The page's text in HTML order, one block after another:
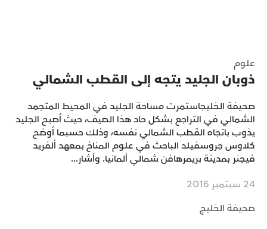
علوم
ذوبان الجليد يتجه إلى القطب الشمالي
صحيفة الخليجاستمرت مساحة الجليد في المحيط المتجمد
الشمالي في التراجع بشكل حاد هذا الصيف، حيث أصبح الجليد
يذوب باتجاه القطب الشمالي نفسه، وذلك حسبما أوضح
كلاوس جروسفيلد الباحث في علوم المناخ بمعهد ألفريد
فيجنر بمدينة بريمرهافن شمالي ألمانيا. وأشار...
24 سبتمبر 2016
صحيفة الخليج